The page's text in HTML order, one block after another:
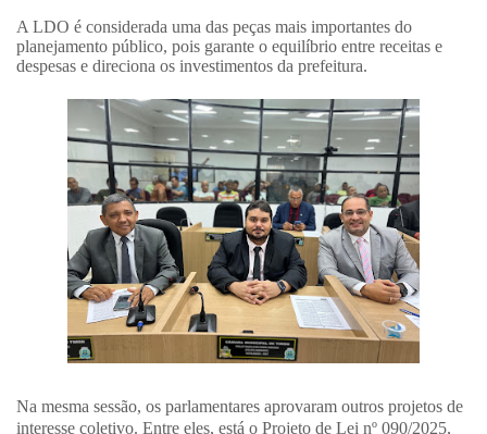
A LDO é considerada uma das peças mais importantes do
planejamento público, pois garante o equilíbrio entre receitas e
despesas e direciona os investimentos da prefeitura.
Na mesma sessão, os parlamentares aprovaram outros projetos de
interesse coletivo. Entre eles, está o Projeto de Lei nº 090/2025,